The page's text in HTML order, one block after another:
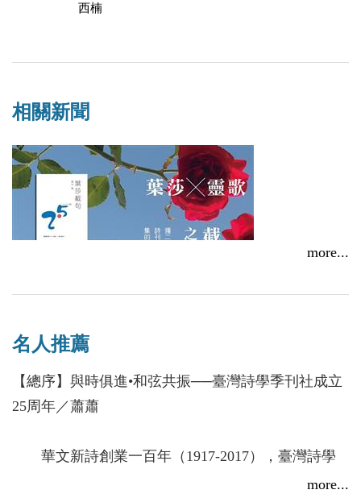
西楠
相關新聞
more...
名人推薦
【總序】與時俱進•和弦共振──臺灣詩學季刊社成立
25周年／蕭蕭
華文新詩創業一百年（1917-2017），臺灣詩學
more...